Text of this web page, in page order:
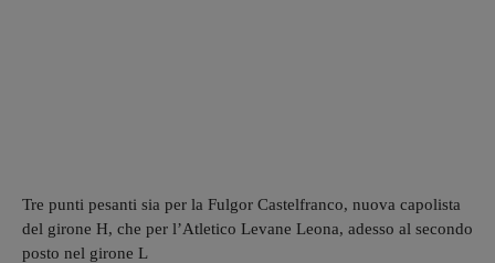
Tre punti pesanti sia per la Fulgor Castelfranco, nuova capolista
del girone H, che per l’Atletico Levane Leona, adesso al secondo
posto nel girone L